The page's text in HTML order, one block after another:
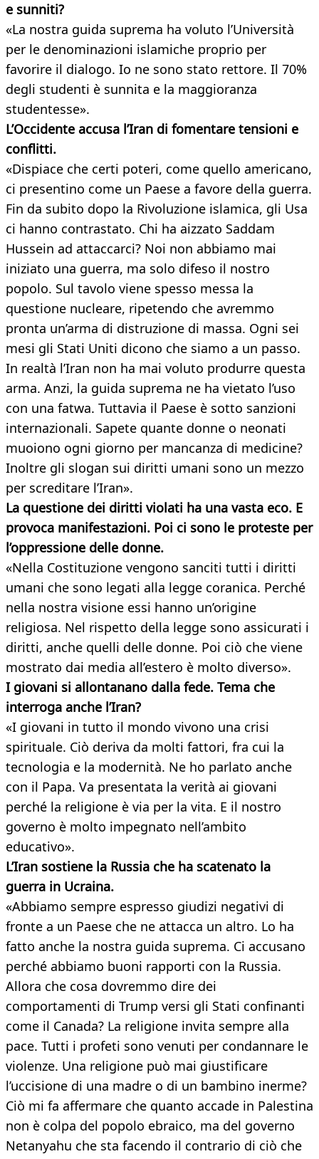
e sunniti?
«La nostra guida suprema ha voluto l’Università
per le denominazioni islamiche proprio per
favorire il dialogo. Io ne sono stato rettore. Il 70%
degli studenti è sunnita e la maggioranza
studentesse».
L’Occidente accusa l’Iran di fomentare tensioni e
conflitti.
«Dispiace che certi poteri, come quello americano,
ci presentino come un Paese a favore della guerra.
Fin da subito dopo la Rivoluzione islamica, gli Usa
ci hanno contrastato. Chi ha aizzato Saddam
Hussein ad attaccarci? Noi non abbiamo mai
iniziato una guerra, ma solo difeso il nostro
popolo. Sul tavolo viene spesso messa la
questione nucleare, ripetendo che avremmo
pronta un’arma di distruzione di massa. Ogni sei
mesi gli Stati Uniti dicono che siamo a un passo.
In realtà l’Iran non ha mai voluto produrre questa
arma. Anzi, la guida suprema ne ha vietato l’uso
con una fatwa. Tuttavia il Paese è sotto sanzioni
internazionali. Sapete quante donne o neonati
muoiono ogni giorno per mancanza di medicine?
Inoltre gli slogan sui diritti umani sono un mezzo
per screditare l’Iran».
La questione dei diritti violati ha una vasta eco. E
provoca manifestazioni. Poi ci sono le proteste per
l’oppressione delle donne.
«Nella Costituzione vengono sanciti tutti i diritti
umani che sono legati alla legge coranica. Perché
nella nostra visione essi hanno un’origine
religiosa. Nel rispetto della legge sono assicurati i
diritti, anche quelli delle donne. Poi ciò che viene
mostrato dai media all’estero è molto diverso».
I giovani si allontanano dalla fede. Tema che
interroga anche l’Iran?
«I giovani in tutto il mondo vivono una crisi
spirituale. Ciò deriva da molti fattori, fra cui la
tecnologia e la modernità. Ne ho parlato anche
con il Papa. Va presentata la verità ai giovani
perché la religione è via per la vita. E il nostro
governo è molto impegnato nell’ambito
educativo».
L’Iran sostiene la Russia che ha scatenato la
guerra in Ucraina.
«Abbiamo sempre espresso giudizi negativi di
fronte a un Paese che ne attacca un altro. Lo ha
fatto anche la nostra guida suprema. Ci accusano
perché abbiamo buoni rapporti con la Russia.
Allora che cosa dovremmo dire dei
comportamenti di Trump versi gli Stati confinanti
come il Canada? La religione invita sempre alla
pace. Tutti i profeti sono venuti per condannare le
violenze. Una religione può mai giustificare
l’uccisione di una madre o di un bambino inerme?
Ciò mi fa affermare che quanto accade in Palestina
non è colpa del popolo ebraico, ma del governo
Netanyahu che sta facendo il contrario di ciò che